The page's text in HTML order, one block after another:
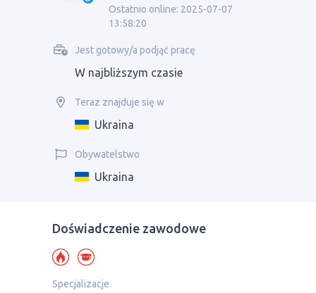
Ostatnio online: 2025-07-07
13:58:20
Jest gotowy/a podjąć pracę
W najbliższym czasie
Teraz znajduje się w
Ukraina
Obywatelstwo
Ukraina
Doświadczenie zawodowe
Specjalizacje